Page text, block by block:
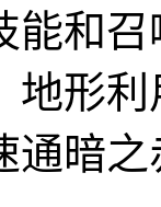
能和
地形
通暗